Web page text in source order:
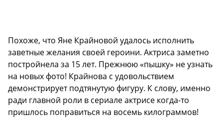
Похоже, что Яне Крайновой удалось исполнить
заветные желания своей героини. Актриса заметно
постройнела за 15 лет. Прежнюю «пышку» не узнать
на новых фото! Крайнова с удовольствием
демонстрирует подтянутую фигуру. К слову, именно
ради главной роли в сериале актрисе когда-то
пришлось поправиться на восемь килограммов!